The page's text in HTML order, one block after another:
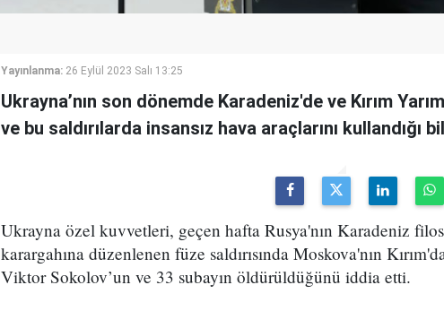
Yayınlanma: 26 Eylül 2023 Salı 13:25
Ukrayna’nın son dönemde Karadeniz'de ve Kırım
ve bu saldırılarda insansız hava araçlarını kullandığı
Ukrayna özel kuvvetleri, geçen hafta Rusya'nın Karadeniz
karargahına düzenlenen füze saldırısında Moskova'nın
Viktor Sokolov’un ve 33 subayın öldürüldüğünü iddia etti.